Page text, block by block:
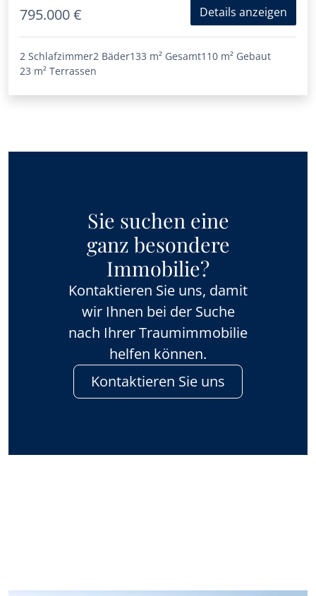
795.000 € Details anzeigen
2 Schlafzimmer2 Bäder133 m² Gesamt110 m² Gebaut
23 m² Terrassen
Sie suchen eine
ganz besondere
Immobilie?
Kontaktieren Sie uns, damit
wir Ihnen bei der Suche
nach Ihrer Traumimmobilie
helfen können.
Kontaktieren Sie uns